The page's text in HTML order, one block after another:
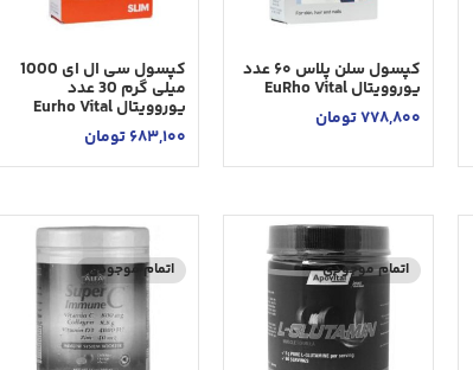
کپسول سلن پلاس ۶۰ عدد
یوروویتال EuRho Vital
778,800تومان
کپسول سی ال ای 1000
میلی گرم 30 عدد
یوروویتال Eurho Vital
683,100تومان
اتمام موجودی اتمام موجودی